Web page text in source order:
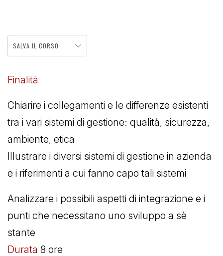
SALVA IL CORSO
Finalità
Chiarire i collegamenti e le differenze esistenti
tra i vari sistemi di gestione: qualità, sicurezza,
ambiente, etica
Illustrare i diversi sistemi di gestione in azienda
e i riferimenti a cui fanno capo tali sistemi
Analizzare i possibili aspetti di integrazione e i
punti che necessitano uno sviluppo a sè
stante
Durata 8 ore